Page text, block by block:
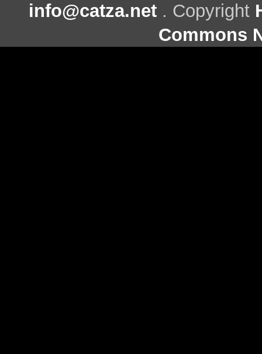
info@catza.net . Copyright
Commons